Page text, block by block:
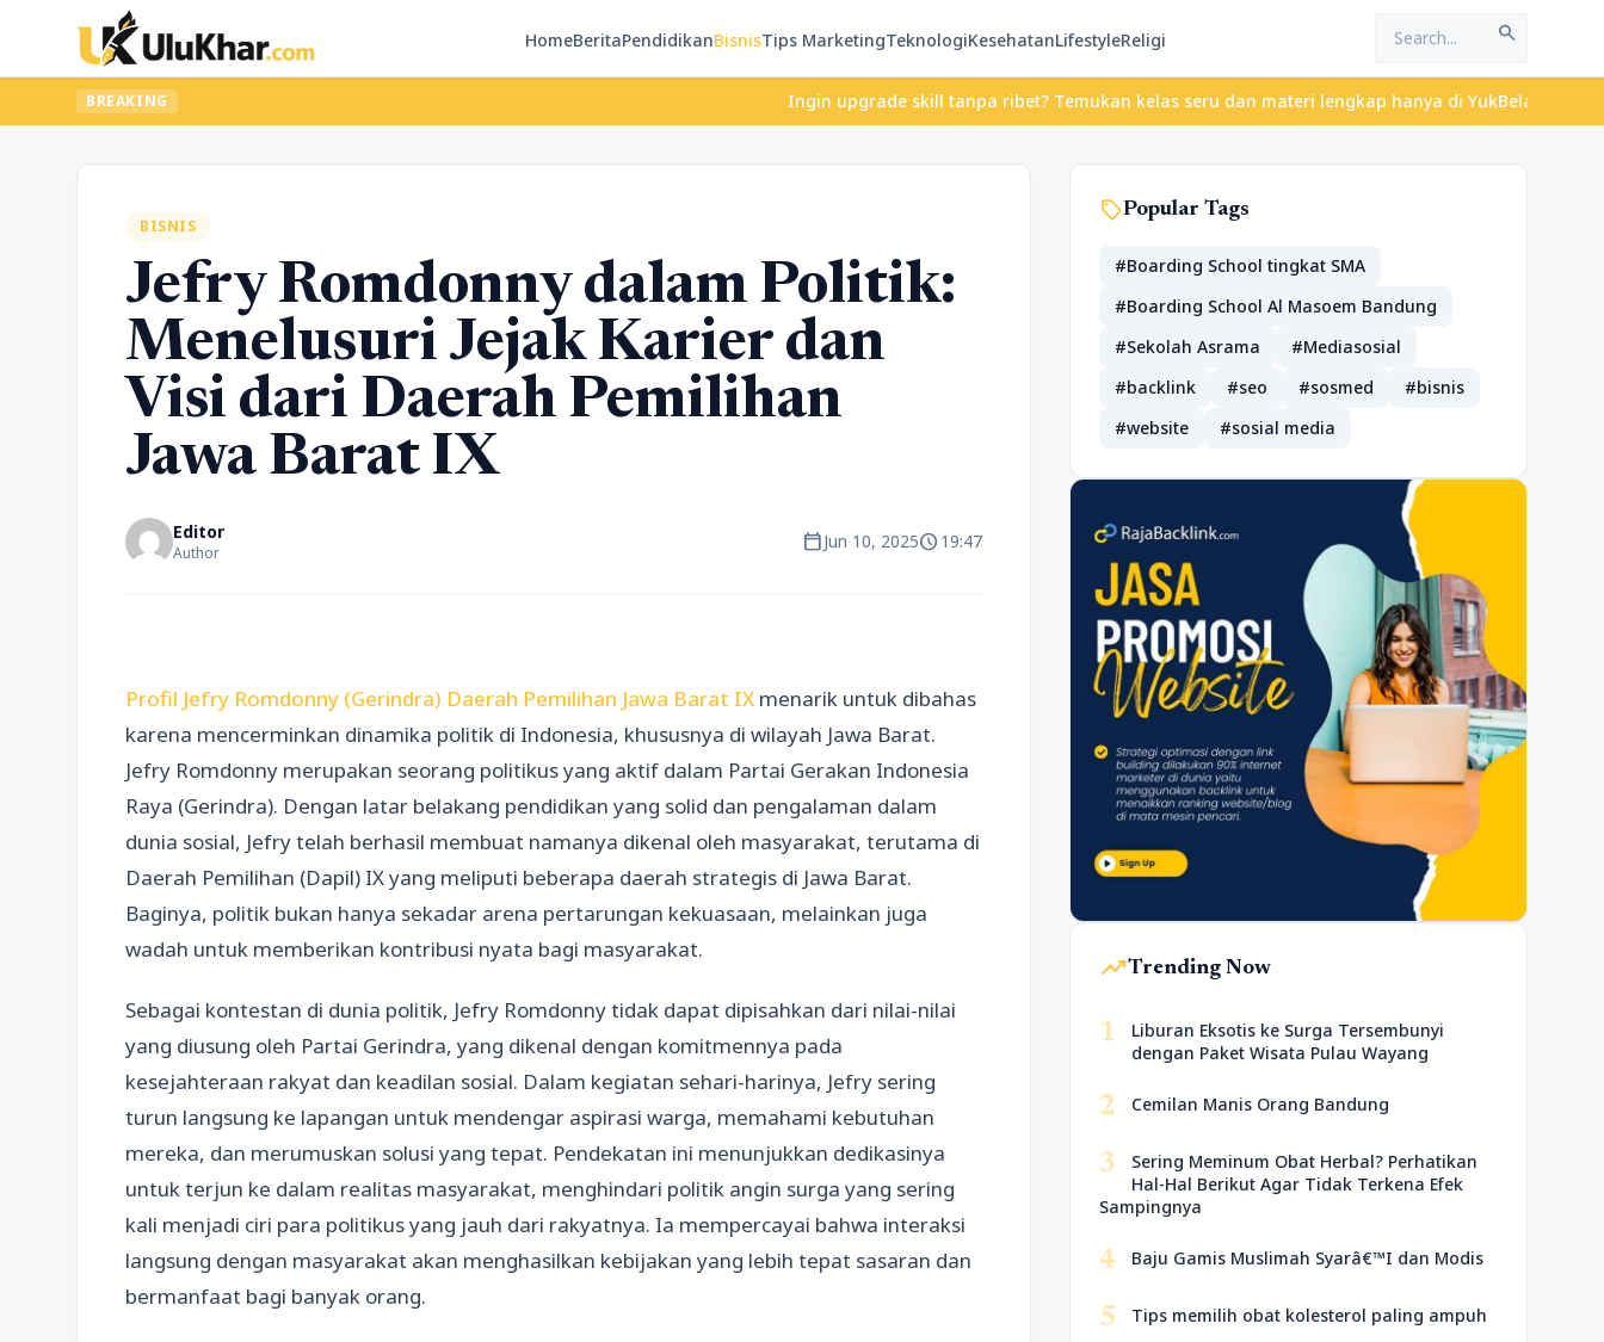
HomeBeritaPendidikanBisnisTips MarketingTeknologiKesehatanLifestyleReligi search
BREAKING Ingin upgrade skill tanpa ribet? Temukan kelas seru dan materi lengkap hanya di YukBelajar.com. Mulai
BISNIS
Jefry Romdonny dalam Politik:
Menelusuri Jejak Karier dan
Visi dari Daerah Pemilihan
Jawa Barat IX
Editor
Author calendar_todayJun 10, 2025schedule19:47
Profil Jefry Romdonny (Gerindra) Daerah Pemilihan Jawa Barat IX menarik untuk dibahas
karena mencerminkan dinamika politik di Indonesia, khususnya di wilayah Jawa Barat.
Jefry Romdonny merupakan seorang politikus yang aktif dalam Partai Gerakan Indonesia
Raya (Gerindra). Dengan latar belakang pendidikan yang solid dan pengalaman dalam
dunia sosial, Jefry telah berhasil membuat namanya dikenal oleh masyarakat, terutama di
Daerah Pemilihan (Dapil) IX yang meliputi beberapa daerah strategis di Jawa Barat.
Baginya, politik bukan hanya sekadar arena pertarungan kekuasaan, melainkan juga
wadah untuk memberikan kontribusi nyata bagi masyarakat.
Sebagai kontestan di dunia politik, Jefry Romdonny tidak dapat dipisahkan dari nilai-nilai
yang diusung oleh Partai Gerindra, yang dikenal dengan komitmennya pada
kesejahteraan rakyat dan keadilan sosial. Dalam kegiatan sehari-harinya, Jefry sering
turun langsung ke lapangan untuk mendengar aspirasi warga, memahami kebutuhan
mereka, dan merumuskan solusi yang tepat. Pendekatan ini menunjukkan dedikasinya
untuk terjun ke dalam realitas masyarakat, menghindari politik angin surga yang sering
kali menjadi ciri para politikus yang jauh dari rakyatnya. Ia mempercayai bahwa interaksi
langsung dengan masyarakat akan menghasilkan kebijakan yang lebih tepat sasaran dan
bermanfaat bagi banyak orang.
sellPopular Tags
#Boarding School tingkat SMA
#Boarding School Al Masoem Bandung
#Sekolah Asrama
#Mediasosial
#backlink
#seo #sosmed
#bisnis
#website
#sosial media
trending_upTrending Now
1
Liburan Eksotis ke Surga Tersembunyi
dengan Paket Wisata Pulau Wayang
2 Cemilan Manis Orang Bandung
3
Sering Meminum Obat Herbal? Perhatikan
Hal-Hal Berikut Agar Tidak Terkena Efek
Sampingnya
4 Baju Gamis Muslimah Syarâ€™I dan Modis
5 Tips memilih obat kolesterol paling ampuh